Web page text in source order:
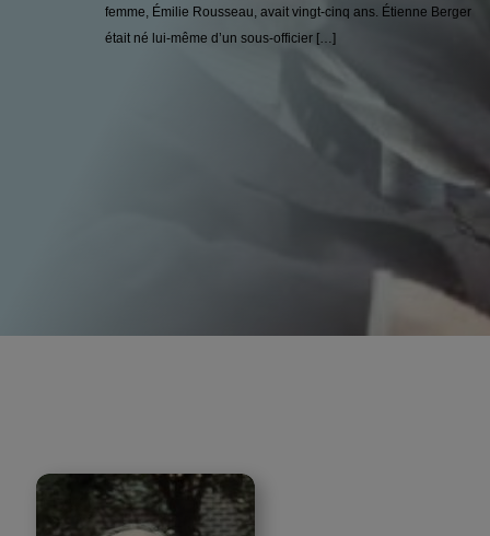
femme, Émilie Rousseau, avait vingt-cinq ans. Étienne Berger
était né lui-même d’un sous-officier […]